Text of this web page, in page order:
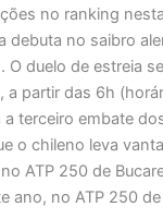
no ranking
debuta no saibro
O duelo de estreia
a partir das 6h
terceiro embate
o chileno leva
ATP 250 de
ano, no ATP 250